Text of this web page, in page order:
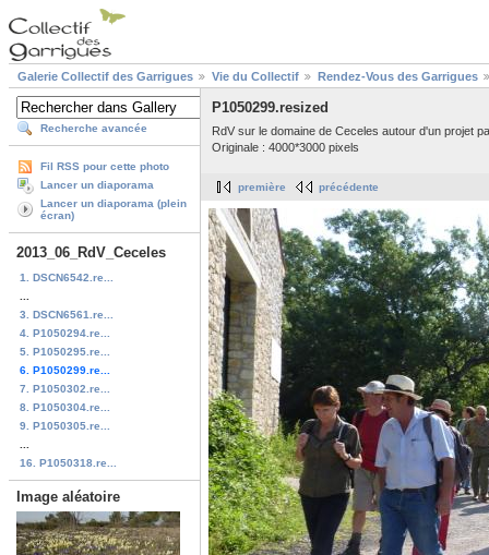
Galerie Collectif des Garrigues Vie du Collectif Rendez-Vous des Garrigues
Recherche avancée
Fil RSS pour cette photo
Lancer un diaporama
Lancer un diaporama (plein
écran)
2013_06_RdV_Ceceles
1. DSCN6542.re...
3. DSCN6561.re...
4. P1050294.re...
5. P1050295.re...
6. P1050299.re...
7. P1050302.re...
8. P1050304.re...
9. P1050305.re...
16. P1050318.re...
Image aléatoire
P1050299.resized
RdV sur le domaine de Ceceles autour d'un projet
Originale : 4000*3000 pixels
première précédente